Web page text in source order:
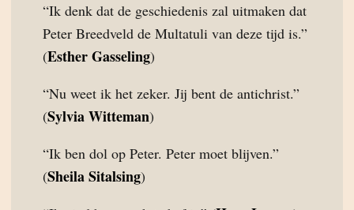
“Ik denk dat de geschiedenis zal uitmaken dat
Peter Breedveld de Multatuli van deze tijd is.”
(Esther Gasseling)
“Nu weet ik het zeker. Jij bent de antichrist.”
(Sylvia Witteman)
“Ik ben dol op Peter. Peter moet blijven.”
(Sheila Sitalsing)